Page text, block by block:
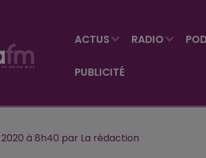
ACTUS RADIO
PUBLICITÉ
2020 à 8h40 par La rédaction